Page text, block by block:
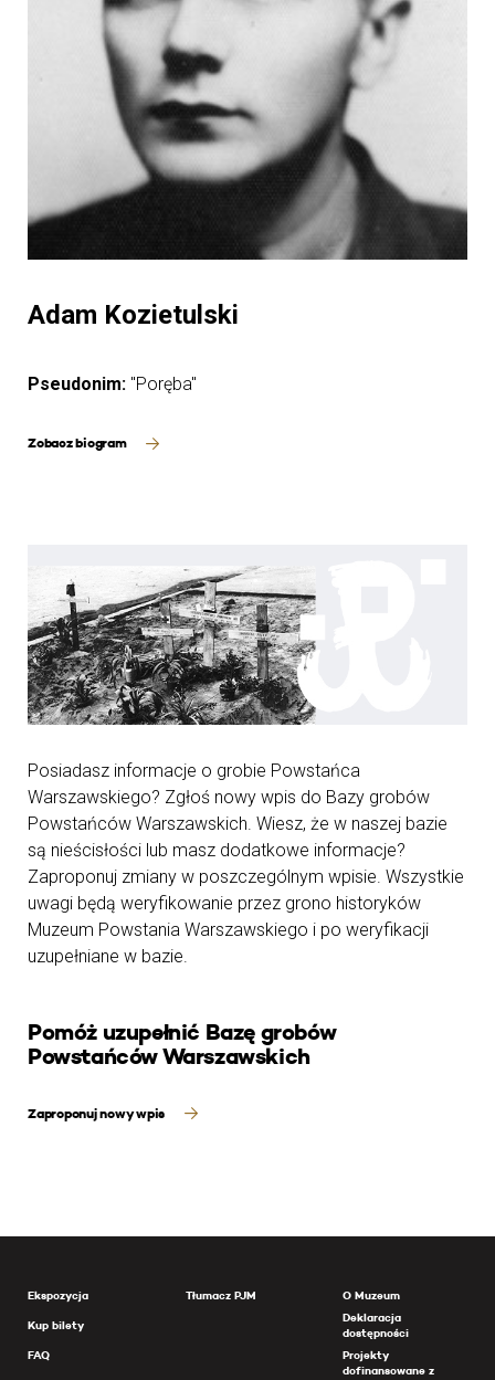
Adam Kozietulski
Pseudonim: "Poręba"
Zobacz biogram
Posiadasz informacje o grobie Powstańca
Warszawskiego? Zgłoś nowy wpis do Bazy grobów
Powstańców Warszawskich. Wiesz, że w naszej bazie
są nieścisłości lub masz dodatkowe informacje?
Zaproponuj zmiany w poszczególnym wpisie. Wszystkie
uwagi będą weryfikowanie przez grono historyków
Muzeum Powstania Warszawskiego i po weryfikacji
uzupełniane w bazie.
Pomóż uzupełnić Bazę grobów
Powstańców Warszawskich
Zaproponuj nowy wpis
Ekspozycja
Kup bilety
FAQ
Tłumacz PJM
O Muzeum
Deklaracja
dostępności
Projekty
dofinansowane z